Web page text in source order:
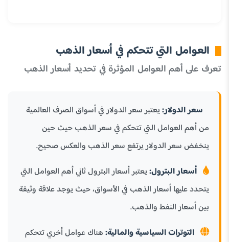
العوامل التي تتحكم في أسعار الذهب
تعرف على أهم العوامل المؤثرة في تحديد أسعار الذهب
سعر الدولار:يعتبر سعر الدولار في أسواق الصرف العالمية
من أهم العوامل التي تتحكم في سعر الذهب حيث حين
ينخفض سعر الدولار يرتفع سعر الذهب والعكس صحيح.
أسعار البترول:يعتبر أسعار البترول ثاني أهم العوامل التي
يتحدد عليها أسعار الذهب في الأسواق، حيث يوجد علاقة وثيقة
بين أسعار النفط والذهب.
التوترات السياسية والمالية:هناك عوامل أخري تتحكم